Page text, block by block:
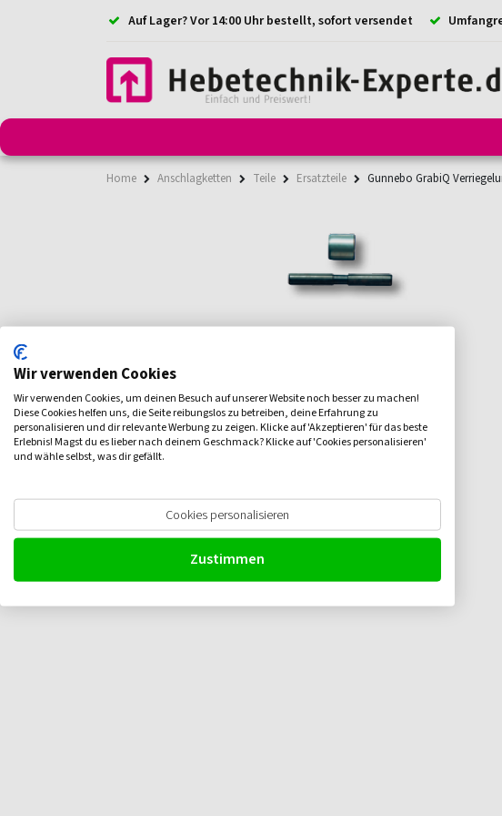
Auf Lager? Vor 14:00 Uhr bestellt, sofort versendet
Home Anschlagketten Teile Ersatzteile Gunnebo GrabiQ
Wir verwenden Cookies
Wir verwenden Cookies, um deinen Besuch auf unserer Website noch besser zu machen!
Diese Cookies helfen uns, die Seite reibungslos zu betreiben, deine Erfahrung zu
personalisieren und dir relevante Werbung zu zeigen. Klicke auf 'Akzeptieren' für das beste
Erlebnis! Magst du es lieber nach deinem Geschmack? Klicke auf 'Cookies personalisieren'
und wähle selbst, was dir gefällt.
Cookies personalisieren
Zustimmen